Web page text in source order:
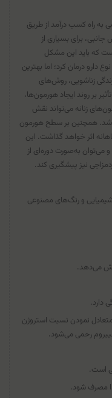
به راه کسب درآمد از طریق
برای بسیاری از
که باید این مشکل
دارو درمان کرد؛ اما بهترین
زناشویی، روش‌های
بر روند ایجاد هورمون‌ها،
زنانه می‌تواند نقش
همچنین بر سطح هورمون
اثر خواهد گذاشت. این
و می‌توان به‌صورت دوره‌ای از
نیز پیشگیری کند.
شیمیایی و رنگ‌های مصنوعی
می‌دهد.
دارد.
نمودن نسبت استروژن
رحمی می‌شود.
است.
مصرف شود.